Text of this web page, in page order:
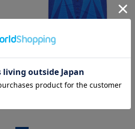
【70日間前後お届け】オーダー
POWER SENDユニフォー